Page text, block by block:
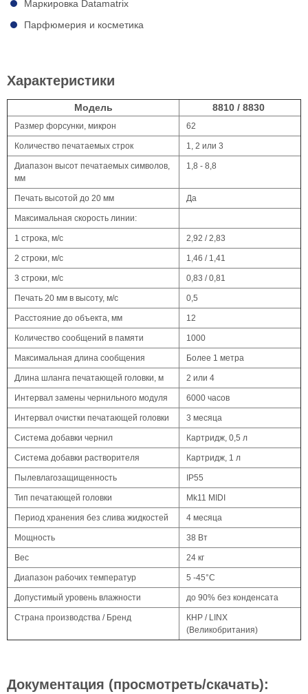
Маркировка Datamatrix
Парфюмерия и косметика
Характеристики
Модель 8810 / 8830
Размер форсунки, микрон 62
Количество печатаемых строк 1, 2 или 3
Диапазон высот печатаемых символов,
мм
1,8 - 8,8
Печать высотой до 20 мм Да
Максимальная скорость линии:
1 строка, м/c 2,92 / 2,83
2 строки, м/с 1,46 / 1,41
3 строки, м/c 0,83 / 0,81
Печать 20 мм в высоту, м/c 0,5
Расстояние до объекта, мм 12
Количество сообщений в памяти 1000
Максимальная длина сообщения Более 1 метра
Длина шланга печатающей головки, м 2 или 4
Интервал замены чернильного модуля 6000 часов
Интервал очистки печатающей головки 3 месяца
Система добавки чернил Картридж, 0,5 л
Система добавки растворителя Картридж, 1 л
Пылевлагозащищенность IP55
Тип печатающей головки Mk11 MIDI
Период хранения без слива жидкостей 4 месяца
Мощность 38 Вт
Вес 24 кг
Диапазон рабочих температур 5 -45°С
Допустимый уровень влажности до 90% без конденсата
Страна производства / Бренд
КНР / LINX
(Великобритания)
Документация (просмотреть/скачать):